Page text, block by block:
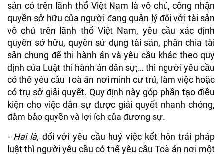
sản có trên lãnh thổ Việt Nam là vô chủ, công nhận
quyền sở hữu của người đang quản lý đối với tài sản
vô chủ trên lãnh thổ Việt Nam, yêu cầu xác định
quyền sở hữu, quyền sử dụng tài sản, phân chia tài
sản chung để thi hành án và yêu cầu khác theo quy
định của Luật thi hành án dân sự;… thì người yêu cầu
có thể yêu cầu Toà án nơi mình cư trú, làm việc hoặc
có trụ sở giải quyết. Quy định này góp phần tạo điều
kiện cho việc dân sự được giải quyết nhanh chóng,
đảm bảo quyền và lợi ích của đương sự.
- Hai là, đối với yêu cầu huỷ việc kết hôn trái pháp
luật thì người yêu cầu có thể yêu cầu Toà án nơi một